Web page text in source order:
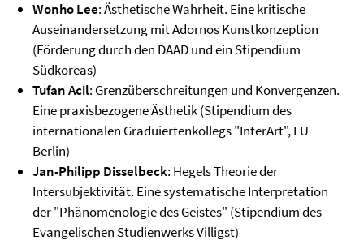
Wonho Lee: Ästhetische Wahrheit. Eine kritische
Auseinandersetzung mit Adornos Kunstkonzeption
(Förderung durch den DAAD und ein Stipendium
Südkoreas)
Tufan Acil: Grenzüberschreitungen und Konvergenzen.
Eine praxisbezogene Ästhetik (Stipendium des
internationalen Graduiertenkollegs "InterArt", FU
Berlin)
Jan-Philipp Disselbeck: Hegels Theorie der
Intersubjektivität. Eine systematische Interpretation
der "Phänomenologie des Geistes" (Stipendium des
Evangelischen Studienwerks Villigst)